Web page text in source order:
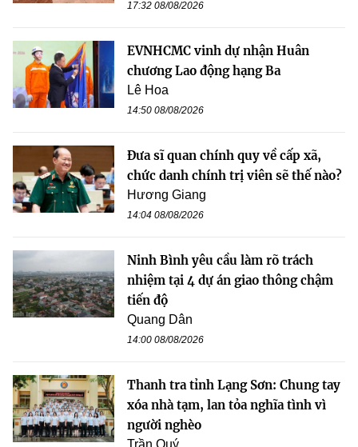
17:32 08/08/2026
EVNHCMC vinh dự nhận Huân
chương Lao động hạng Ba
Lê Hoa
14:50 08/08/2026
Đưa sĩ quan chính quy về cấp xã,
chức danh chính trị viên sẽ thế nào?
Hương Giang
14:04 08/08/2026
Ninh Bình yêu cầu làm rõ trách
nhiệm tại 4 dự án giao thông chậm
tiến độ
Quang Dân
14:00 08/08/2026
Thanh tra tỉnh Lạng Sơn: Chung tay
xóa nhà tạm, lan tỏa nghĩa tình vì
người nghèo
Trần Quý